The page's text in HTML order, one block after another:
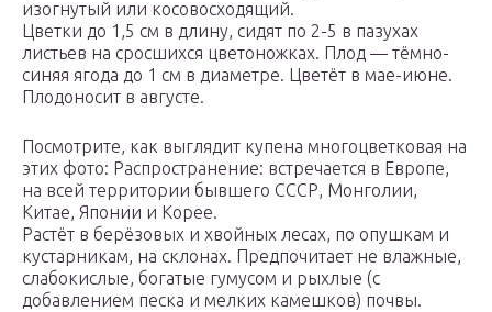
изогнутый или косовосходящий.
Цветки до 1,5 см в длину, сидят по 2-5 в пазухах
листьев на сросшихся цветоножках. Плод — тёмно-
синяя ягода до 1 см в диаметре. Цветёт в мае-июне.
Плодоносит в августе.
Посмотрите, как выглядит купена многоцветковая на
этих фото: Распространение: встречается в Европе,
на всей территории бывшего СССР, Монголии,
Китае, Японии и Корее.
Растёт в берёзовых и хвойных лесах, по опушкам и
кустарникам, на склонах. Предпочитает не влажные,
слабокислые, богатые гумусом и рыхлые (с
добавлением песка и мелких камешков) почвы.